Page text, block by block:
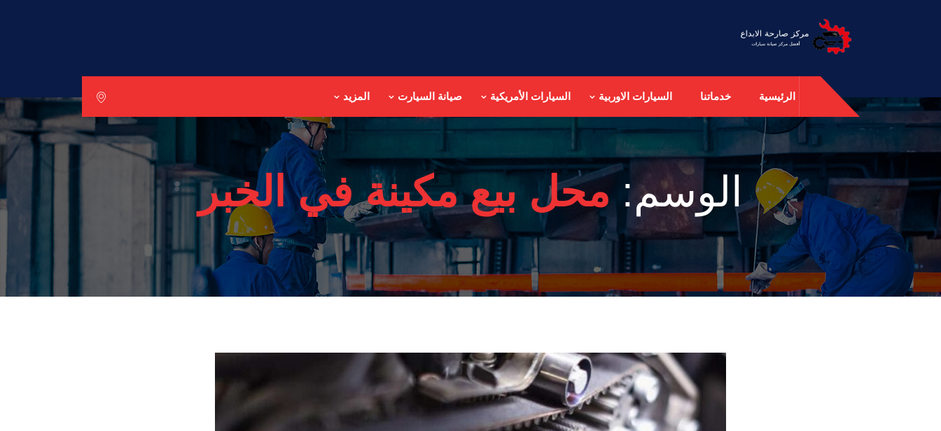
الرئيسية خدماتنا السيارات الاوربية السيارات الأمريكية صيانة السيارت المزيد
الوسم:محل بيع مكينة في الخبر